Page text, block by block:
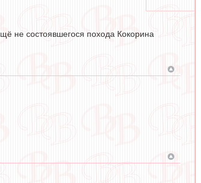
не состоявшегося похода Кокорина